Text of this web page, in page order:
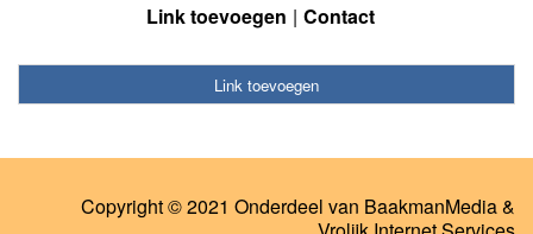
Link toevoegen Contact
Link toevoegen
Copyright © 2021 Onderdeel van BaakmanMedia&